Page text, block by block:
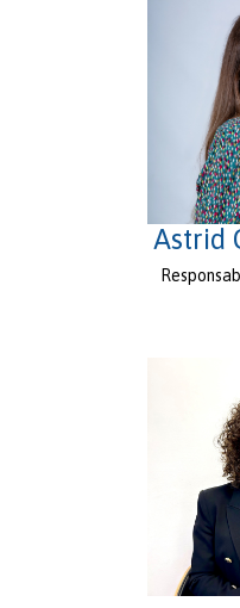
Astrid